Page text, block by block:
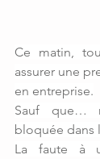
Ce matin,
assurer une
en entreprise.
Sauf que…
bloquée dans
La faute à